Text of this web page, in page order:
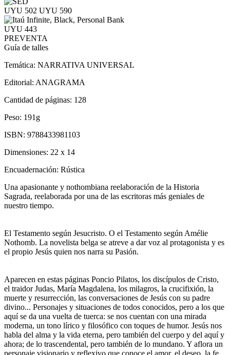
UYU 502 UYU 590
UYU 443
PREVENTA
Guía de talles
Temática: NARRATIVA UNIVERSAL
Editorial: ANAGRAMA
Cantidad de páginas: 128
Peso: 191g
ISBN: 9788433981103
Dimensiones: 22 x 14
Encuadernación: Rústica
Una apasionante y nothombiana reelaboración de la Historia
Sagrada, reelaborada por una de las escritoras más geniales de
nuestro tiempo.
El Testamento según Jesucristo. O el Testamento según Amélie
Nothomb. La novelista belga se atreve a dar voz al protagonista y es
el propio Jesús quien nos narra su Pasión.
Aparecen en estas páginas Poncio Pilatos, los discípulos de Cristo,
el traidor Judas, María Magdalena, los milagros, la crucifixión, la
muerte y resurrección, las conversaciones de Jesús con su padre
divino... Personajes y situaciones de todos conocidos, pero a los que
aquí se da una vuelta de tuerca: se nos cuentan con una mirada
moderna, un tono lírico y filosófico con toques de humor. Jesús nos
habla del alma y la vida eterna, pero también del cuerpo y del aquí y
ahora; de lo trascendental, pero también de lo mundano. Y aflora un
personaje visionario y reflexivo que conoce el amor, el deseo, la fe,